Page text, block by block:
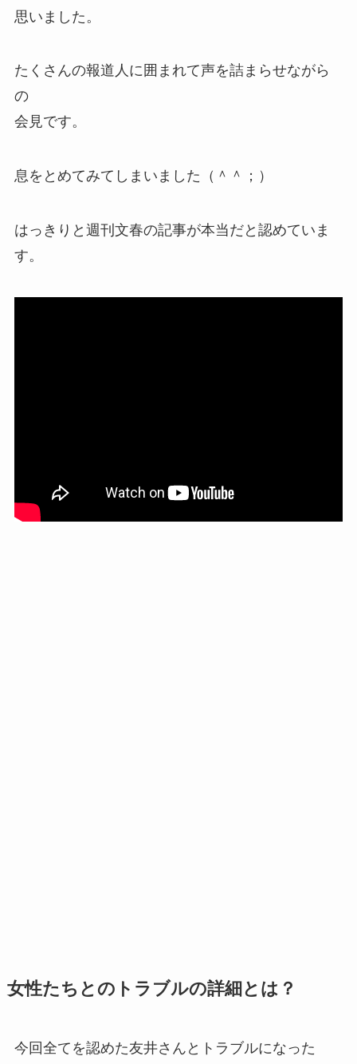
思いました。
たくさんの報道人に囲まれて声を詰まらせながら
の
会見です。
息をとめてみてしまいました（＾＾；）
はっきりと週刊文春の記事が本当だと認めていま
す。
女性たちとのトラブルの詳細とは？
今回全てを認めた友井さんとトラブルになった